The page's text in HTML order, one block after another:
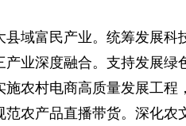
县域富民产业。统筹发展
业深度融合。支持发展绿
施农村电商高质量发展工
农产品直播带货。深化